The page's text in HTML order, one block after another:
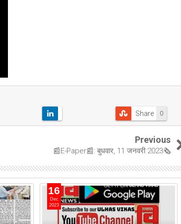
0
Share
Previous
📰E-Paper📰: बुधवार, 11 जनवरी 2023🗞
16
Dec
2023